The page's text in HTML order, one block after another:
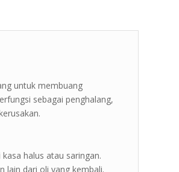
untuk membuang
sebagai penghalang,
halus atau saringan.
lain dari oli yang kembali.